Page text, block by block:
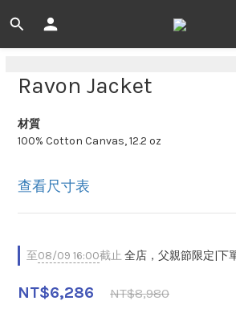
Ravon Jacket
材質
100% Cotton Canvas, 12.2 oz
查看尺寸表
至08/09 16:00截止 全店，父親節限定|下
NT$6,286 NT$8,980